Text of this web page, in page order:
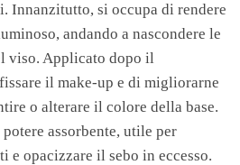
si occupa di rendere
andando a nascondere le
viso. Applicato dopo il
il make-up e di migliorarne
o alterare il colore della base.
assorbente, utile per
e opacizzare il sebo in eccesso.